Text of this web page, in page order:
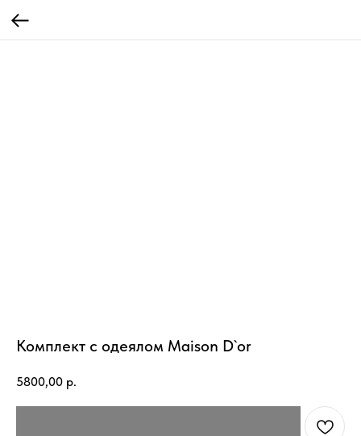
Комплект с одеялом Maison D`or
5800,00 р.